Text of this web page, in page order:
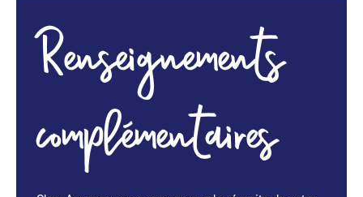
Renseignements
complémentaires